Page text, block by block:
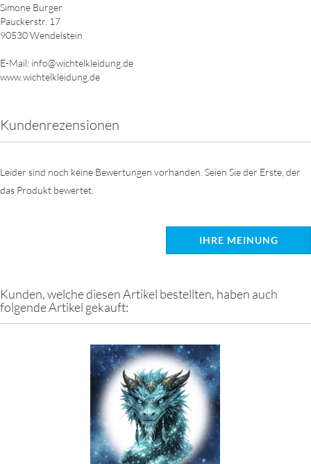
Simone Burger
Pauckerstr. 17
90530 Wendelstein
E-Mail: info@wichtelkleidung.de
www.wichtelkleidung.de
Kundenrezensionen
Leider sind noch keine Bewertungen vorhanden. Seien Sie der Erste, der
das Produkt bewertet.
IHRE MEINUNG
Kunden, welche diesen Artikel bestellten, haben auch
folgende Artikel gekauft: